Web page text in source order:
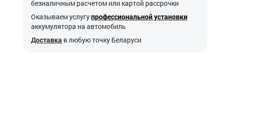
безналичным расчетом или картой рассрочки
Оказываем услугупрофессиональной установки
аккумулятора на автомобиль
Доставка в любую точку Беларуси